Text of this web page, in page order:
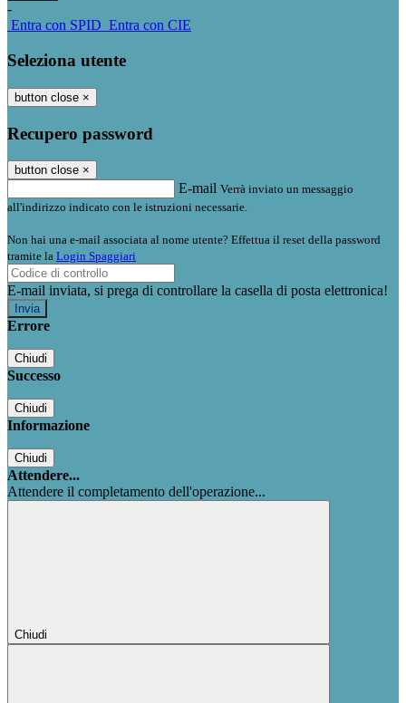
-
Entra con SPID Entra con CIE
Seleziona utente
button close ×
Recupero password
button close ×
E-mail Verrà inviato un messaggio
all'indirizzo indicato con le istruzioni necessarie.
Non hai una e-mail associata al nome utente? Effettua il reset della password
tramite la Login Spaggiari
E-mail inviata, si prega di controllare la casella di posta elettronica!
Errore
Chiudi
Successo
Chiudi
Informazione
Chiudi
Attendere...
Attendere il completamento dell'operazione...
Chiudi